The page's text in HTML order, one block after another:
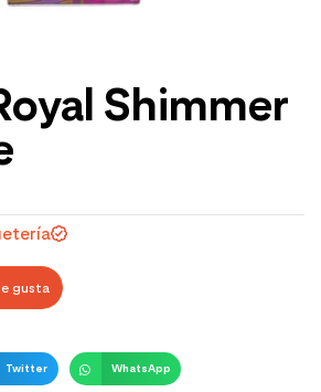
Shimmer
gusta
Twitter WhatsApp